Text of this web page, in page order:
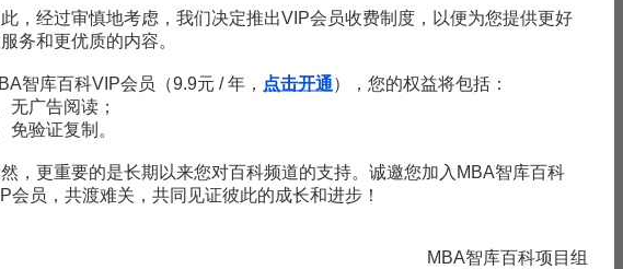
與利率互換 26頁
與利率互換 26頁
率的比較看現行利率制度的缺陷
論 8頁
論
71頁
和調整利率 55頁
與衍生利率
）：中國利率市場現狀：七大利率如何傳導？ 29頁
此，经过审慎地考虑，我们决定推出VIP会员收费制度，以便为您提供更好
务和更优质的内容。
智库百科VIP会员（9.9元 / 年， 点击开通），您的权益将包括：
无广告阅读；
免验证复制。
，更重要的是长期以来您对百科频道的支持。诚邀您加入MBA智库百科
会员，共渡难关，共同见证彼此的成长和进步！
MBA智库百科项目组